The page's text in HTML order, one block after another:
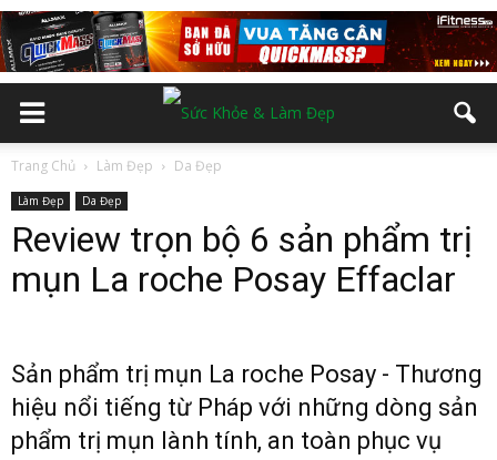
Trang Chủ Làm Đẹp Da Đẹp
Làm Đẹp Da Đẹp
Review trọn bộ 6 sản phẩm trị
mụn La roche Posay Effaclar
Sản phẩm trị mụn La roche Posay - Thương
hiệu nổi tiếng từ Pháp với những dòng sản
phẩm trị mụn lành tính, an toàn phục vụ